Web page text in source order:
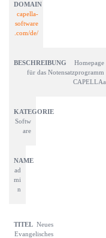
capella-
software
.com/de/
Homepage
für das Notensatzprogramm
CAPELLAa
Softw
are
ad
mi
n
Neues
Evangelisches